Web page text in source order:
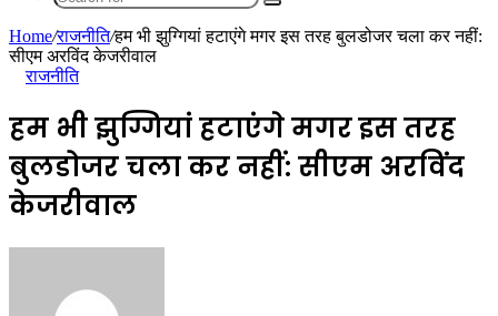
Search
Home/राजनीति/हम भी झुग्गियां हटाएंगे मगर इस तरह बुलडोजर चला कर नहीं:
सीएम अरविंद केजरीवाल
राजनीति
हम भी झुग्गियां हटाएंगे मगर इस तरह
बुलडोजर चला कर नहीं: सीएम अरविंद
केजरीवाल